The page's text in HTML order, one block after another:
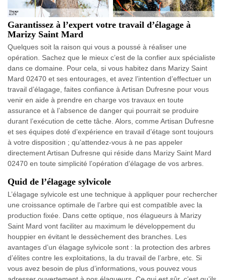
Garantissez à l’expert votre travail d’élagage à
Marizy Saint Mard
Quelques soit la raison qui vous a poussé à réaliser une
opération. Sachez que le mieux c’est de la confier aux spécialiste
dans ce domaine. Pour cela, si vous habitez dans Marizy Saint
Mard 02470 et ses entourages, et avez l’intention d’effectuer un
travail d’élagage, faites confiance à Artisan Dufresne pour vous
venir en aide à prendre en charge vos travaux en toute
assurance et à l’absence de danger qui pourrait se produire
durant l’exécution de cette tâche. Alors, comme Artisan Dufresne
et ses équipes doté d’expérience en travail d’étage sont toujours
à votre disposition ; qu’attendez-vous à ne pas appeler
directement Artisan Dufresne qui réside dans Marizy Saint Mard
02470 en toute simplicité l’opération d’élagage de vos arbres.
Quid de l’élagage sylvicole
L’élagage sylvicole est une technique à appliquer pour rechercher
une croissance optimale de l’arbre qui est compatible avec la
production fixée. Dans cette optique, nos élagueurs à Marizy
Saint Mard vont faciliter au maximum le développement du
houppier en évitant le dessèchement des branches. Les
avantages d’un élagage sylvicole sont : la protection des arbres
d’élites contre les exploitations, la du travail de l’arbre, etc. Si
vous avez besoin de plus d’informations, vous pouvez vous